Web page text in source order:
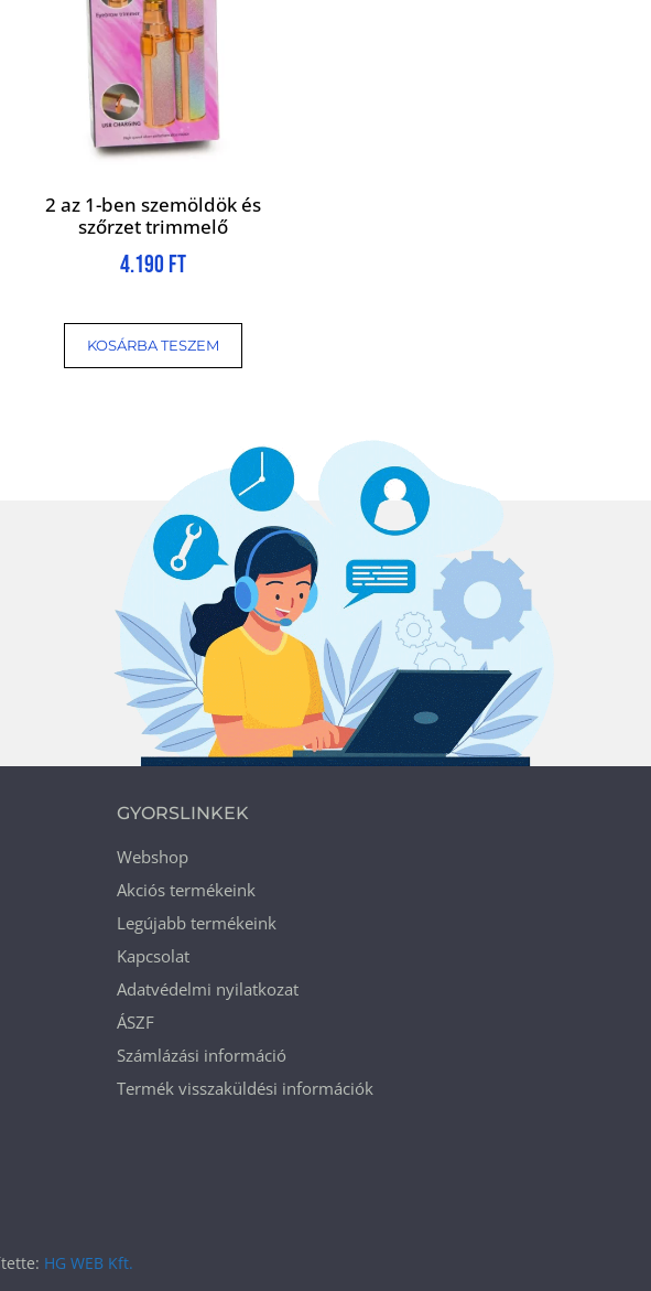
2 az 1-ben szemöldök és
szőrzet trimmelő
4.190 Ft
KOSÁRBA TESZEM
GYORSLINKEK
Webshop
Akciós termékeink
Legújabb termékeink
Kapcsolat
Adatvédelmi nyilatkozat
ÁSZF
Számlázási információ
Termék visszaküldési információk
HG WEB Kft.